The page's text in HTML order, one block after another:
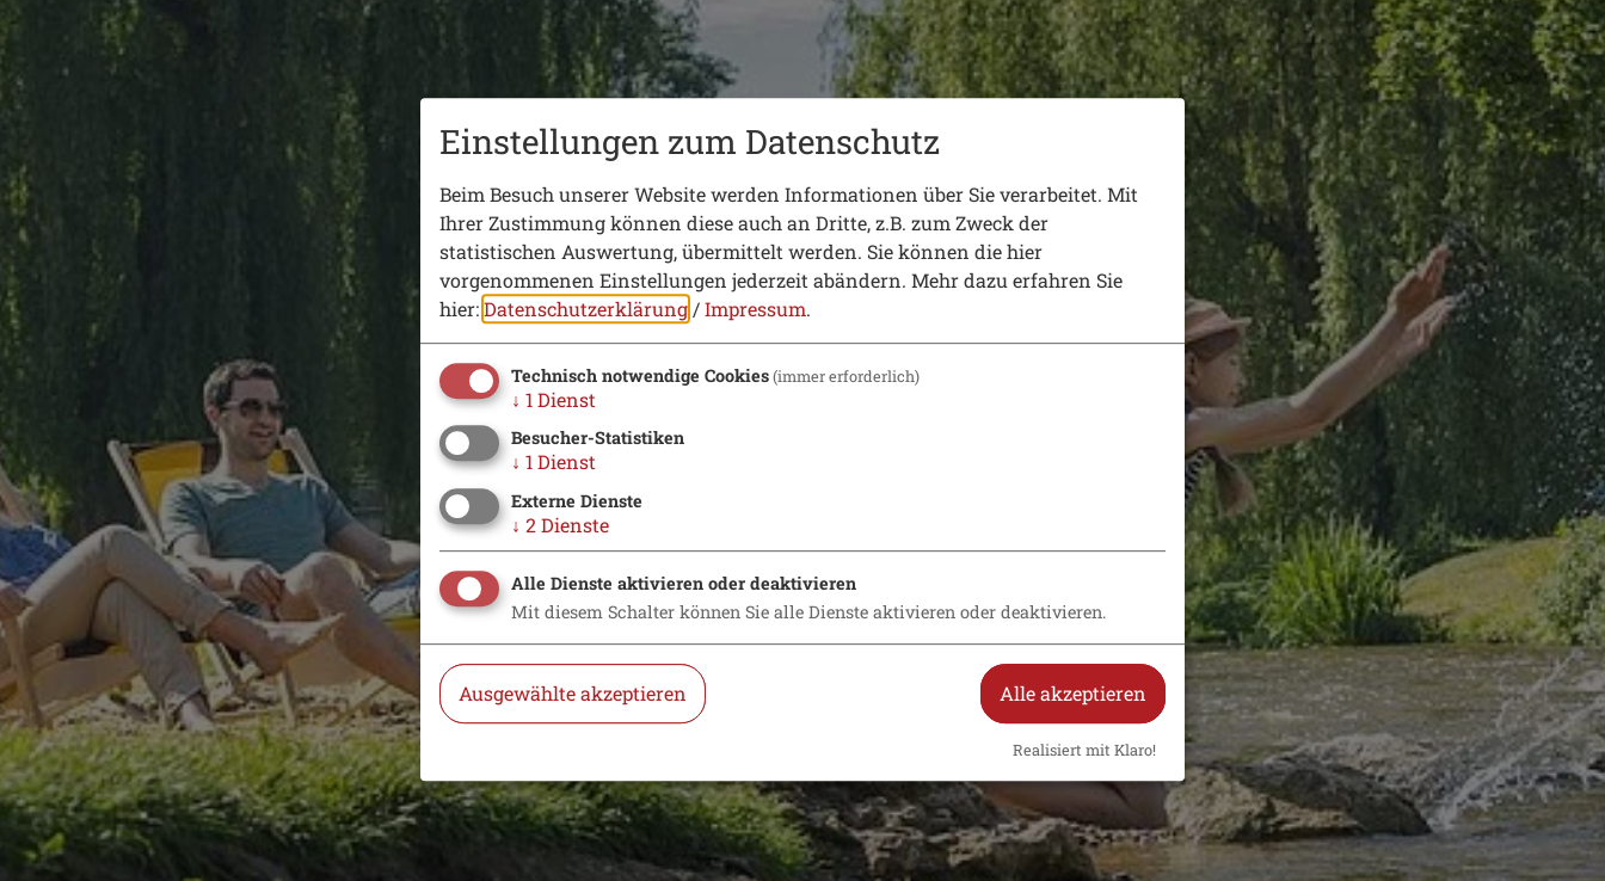
Einstellungen zum Datenschutz
Beim Besuch unserer Website werden Informationen über Sie verarbeitet. Mit
Ihrer Zustimmung können diese auch an Dritte, z.B. zum Zweck der
statistischen Auswertung, übermittelt werden. Sie können die hier
vorgenommenen Einstellungen jederzeit abändern. Mehr dazu erfahren Sie
hier:Datenschutzerklärung/Impressum.
Technisch notwendige Cookies(immer erforderlich)
↓ 1Dienst
Besucher-Statistiken
↓ 1Dienst
Externe Dienste
↓ 2 Dienste
Alle Dienste aktivieren oder deaktivieren
Mit diesem Schalter können Sie alle Dienste aktivieren oder deaktivieren.
Ausgewählte akzeptieren Alle akzeptieren
Realisiert mit Klaro!